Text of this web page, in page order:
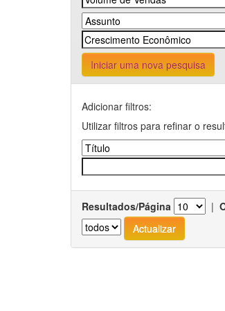
Iniciar uma nova pesquisa
Adicionar filtros:
Utilizar filtros para refinar o
Resultados/Página |